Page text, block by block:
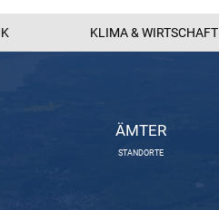
KLIMA & WIRTSCHAFT
ÄMTER
STANDORTE